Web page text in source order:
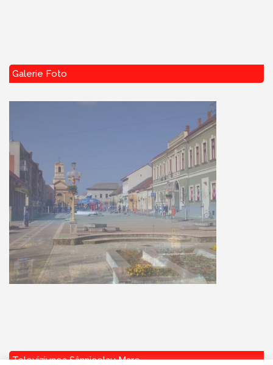
Galerie Foto
Televiziunea Sânnicolau Mare